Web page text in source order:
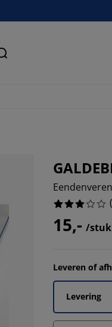
Zoeken
(
15,- /stuk
Leveren of
Levering